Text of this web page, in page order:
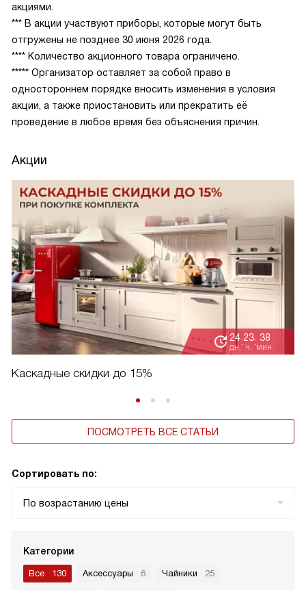
акциями.
*** В акции участвуют приборы, которые могут быть
отгружены не позднее 30 июня 2026 года.
**** Количество акционного товара ограничено.
***** Организатор оставляет за собой право в
одностороннем порядке вносить изменения в условия
акции, а также приостановить или прекратить её
проведение в любое время без объяснения причин.
Акции
24
дн.:23
ч. : 38
мин.
Каскадные скидки до 15%
ПОСМОТРЕТЬ ВСЕ СТАТЬИ
Сортировать по:
По возрастанию цены
Категории
Все 130 Аксессуары 6 Чайники 25